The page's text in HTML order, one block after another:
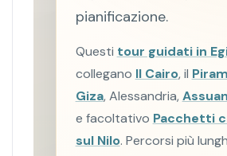
pianificazione.
Questi tour guidati in
collegano Il Cairo, il
Giza, Alessandria,Assuan
e facoltativo Pacchetti
sul Nilo. Percorsi più